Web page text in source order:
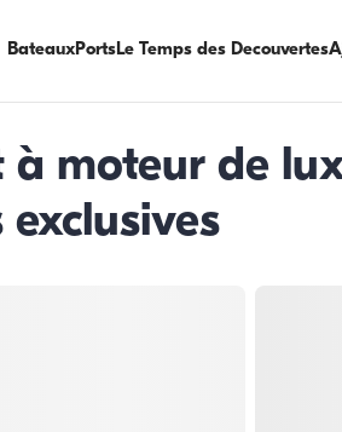
BateauxPortsLe Temps des Decouvertes
moteur de